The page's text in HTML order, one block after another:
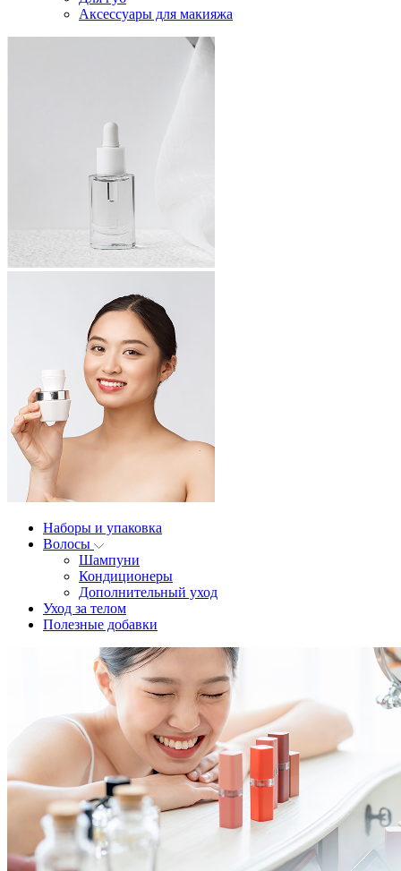
Аксессуары для макияжа
Наборы и упаковка
Волосы
Шампуни
Кондиционеры
Дополнительный уход
Уход за телом
Полезные добавки